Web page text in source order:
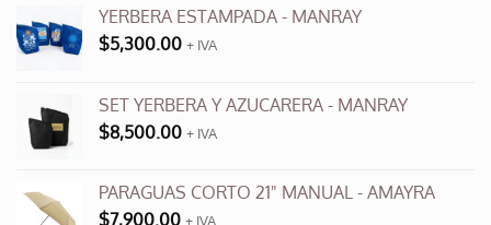
pueden
elegir
página
de
YERBERA ESTAMPADA - MANRAY
$5,300.00 + IVA
SET YERBERA Y AZUCARERA - MANRAY
$8,500.00 + IVA
PARAGUAS CORTO 21" MANUAL - AMAYRA
$7,900.00 + IVA